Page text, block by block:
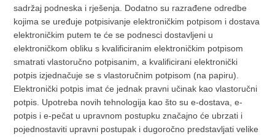
sadržaj podneska i rješenja. Dodatno su razrađene odredbe
kojima se uređuje potpisivanje elektroničkim potpisom i dostava
elektroničkim putem te će se podnesci dostavljeni u
elektroničkom obliku s kvalificiranim elektroničkim potpisom
smatrati vlastoručno potpisanim, a kvalificirani elektronički
potpis izjednačuje se s vlastoručnim potpisom (na papiru).
Elektronički potpis imat će jednak pravni učinak kao vlastoručni
potpis. Upotreba novih tehnologija kao što su e-dostava, e-
potpis i e-pečat u upravnom postupku značajno će ubrzati i
pojednostaviti upravni postupak i dugoročno predstavljati velike